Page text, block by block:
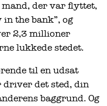
der var flyttet,
in the bank”, og
2,3 millioner
lukkede stedet.
til en udsat
driver det sted, din
baggrund. Og